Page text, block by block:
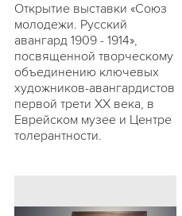
Открытие выставки «Союз
молодежи. Русский
авангард 1909 - 1914»,
посвященной творческому
объединению ключевых
художников-авангардистов
первой трети ХХ века, в
Еврейском музее и Центре
толерантности.